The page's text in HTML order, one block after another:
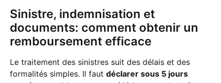
Sinistre, indemnisation et
documents: comment obtenir un
remboursement efficace
Le traitement des sinistres suit des délais et des
formalités simples. Il faut déclarer sous 5 jours